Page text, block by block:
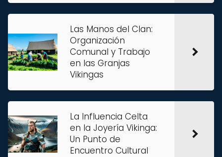
Las Manos del Clan:
Organización
Comunal y Trabajo
en las Granjas
Vikingas
La Influencia Celta
en la Joyería Vikinga:
Un Punto de
Encuentro Cultural